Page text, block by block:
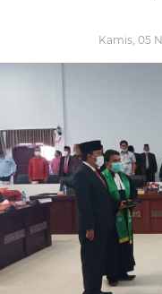
Kamis, 05